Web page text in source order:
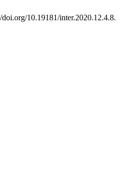
10.19181/inter.2020.12.4.8.